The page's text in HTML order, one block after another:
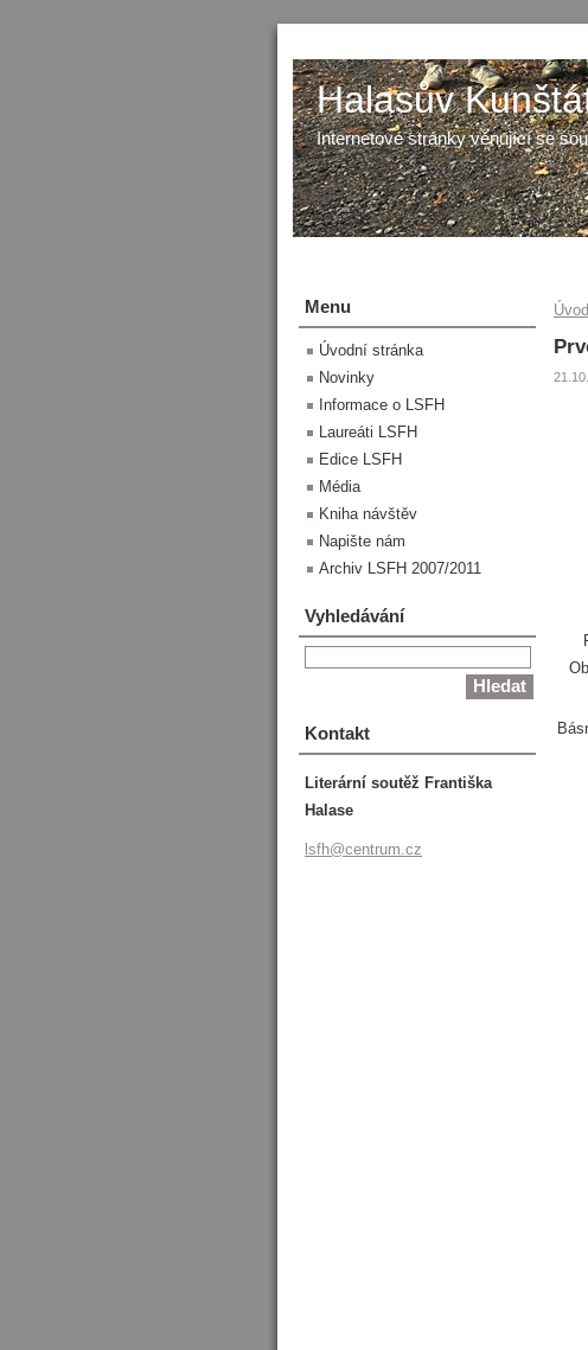
Halasův
Internetové stránky věnující se
Menu
Úvodní stránka
Novinky
Informace o LSFH
Laureáti LSFH
Edice LSFH
Média
Kniha návštěv
Napište nám
Archiv LSFH 2007/2011
Vyhledávání
Kontakt
Literární soutěž Františka
Halase
lsfh@centrum.cz